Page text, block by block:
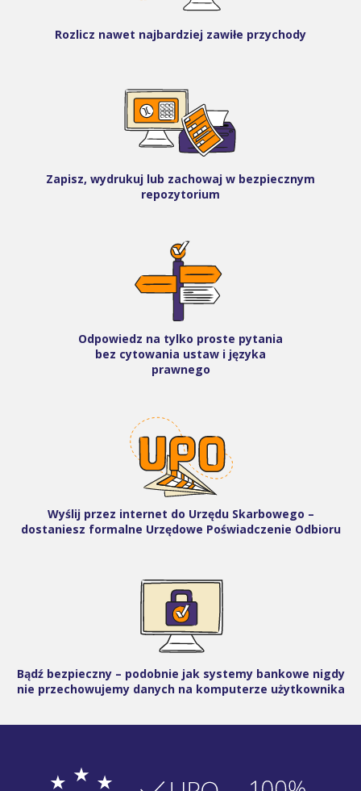
Rozlicz nawet najbardziej zawiłe przychody
Zapisz, wydrukuj lub zachowaj w bezpiecznym
repozytorium
Odpowiedz na tylko proste pytania
bez cytowania ustaw i języka
prawnego
Wyślij przez internet do Urzędu Skarbowego –
dostaniesz formalne Urzędowe Poświadczenie Odbioru
Bądź bezpieczny – podobnie jak systemy bankowe nigdy
nie przechowujemy danych na komputerze użytkownika